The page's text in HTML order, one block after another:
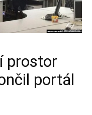
prostor
portál